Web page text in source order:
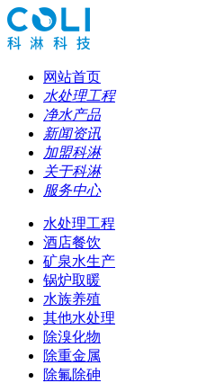
网站首页
水处理工程
净水产品
新闻资讯
加盟科淋
关于科淋
服务中心
水处理工程
酒店餐饮
矿泉水生产
锅炉取暖
水族养殖
其他水处理
除溴化物
除重金属
除氟除砷